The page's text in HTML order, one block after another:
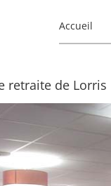
Accueil
retraite de Lorris